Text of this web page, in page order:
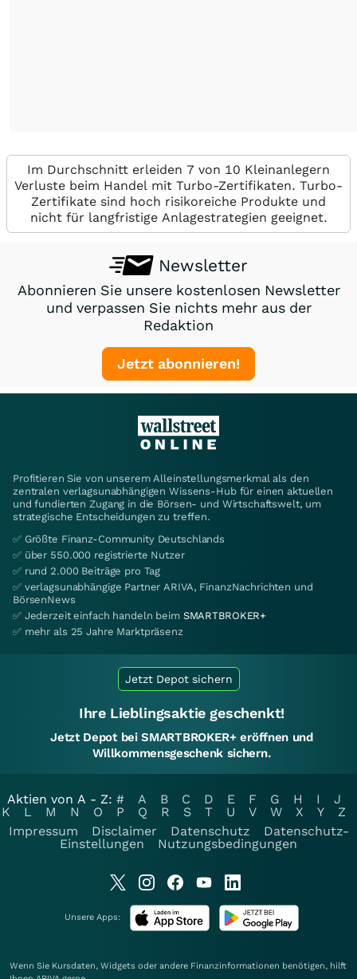
Im Durchschnitt erleiden 7 von 10 Kleinanlegern
Verluste beim Handel mit Turbo-Zertifikaten. Turbo-
Zertifikate sind hoch risikoreiche Produkte und
nicht für langfristige Anlagestrategien geeignet.
Newsletter
Abonnieren Sie unsere kostenlosen Newsletter
und verpassen Sie nichts mehr aus der
Redaktion
Jetzt abonnieren!
Profitieren Sie von unserem Alleinstellungsmerkmal als den
zentralen verlagsunabhängigen Wissens-Hub für einen aktuellen
und fundierten Zugang in die Börsen- und Wirtschaftswelt, um
strategische Entscheidungen zu treffen.
✅ Größte Finanz-Community Deutschlands
✅ über 550.000 registrierte Nutzer
✅ rund 2.000 Beiträge pro Tag
✅ verlagsunabhängige Partner ARIVA, FinanzNachrichten und
BörsenNews
✅ Jederzeit einfach handeln beim SMARTBROKER+
✅ mehr als 25 Jahre Marktpräsenz
Jetzt Depot sichern
Ihre Lieblingsaktie geschenkt!
Jetzt Depot bei SMARTBROKER+ eröffnen und
Willkommensgeschenk sichern.
Aktien von A - Z: # A B C D E F G H I
J
K
L M N O P Q R S T U V W X Y
Z
Impressum
Disclaimer Datenschutz
Datenschutz-
Einstellungen
Nutzungsbedingungen
Unsere Apps:
Wenn Sie Kursdaten, Widgets oder andere Finanzinformationen benötigen, hilft